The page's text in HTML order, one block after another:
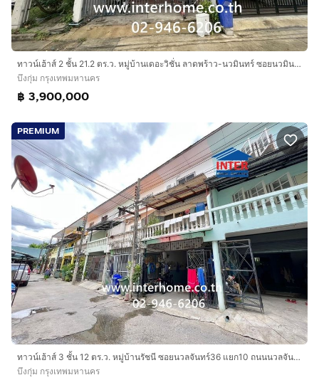
ทาวน์เฮ้าส์ 2 ชั้น 21.2 ตร.ว. หมู่บ้านเดอะวิชั่น ลาดพร้าว-นวมินทร์ ซอยนวมินทร์85 ถนนนวมินทร์ เขตบึงกุ่ม กรุงเทพมหานคร
บึงกุ่ม กรุงเทพมหานคร
฿ 3,900,000
PREMIUM
ทาวน์เฮ้าส์ 3 ชั้น 12 ตร.ว. หมู่บ้านรัชนี ซอยนวลจันทร์36 แยก10 ถนนนวลจันทร์ ถนนประดิษฐ์มนูธรรม เขตบึงกุ่ม กรุงเทพมหานคร
บึงกุ่ม กรุงเทพมหานคร